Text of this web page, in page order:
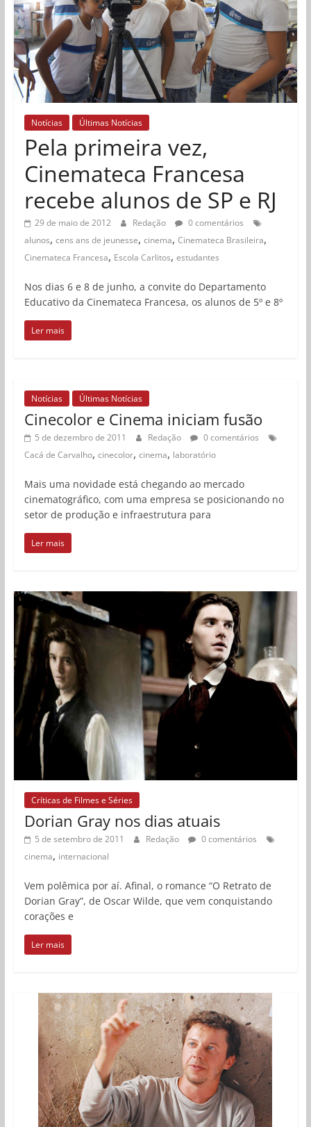
Notícias Últimas Notícias
Pela primeira vez,
Cinemateca Francesa
recebe alunos de SP e RJ
29 de maio de 2012 Redação
0 comentários
alunos, cens ans de jeunesse, cinema, Cinemateca Brasileira,
Cinemateca Francesa, Escola Carlitos, estudantes
Nos dias 6 e 8 de junho, a convite do Departamento
Educativo da Cinemateca Francesa, os alunos de 5º e 8º
Ler mais
Notícias Últimas Notícias
Cinecolor e Cinema iniciam fusão
5 de dezembro de 2011 Redação
0 comentários
Cacá de Carvalho, cinecolor, cinema, laboratório
Mais uma novidade está chegando ao mercado
cinematográfico, com uma empresa se posicionando no
setor de produção e infraestrutura para
Ler mais
Críticas de Filmes e Séries
Dorian Gray nos dias atuais
5 de setembro de 2011 Redação
0 comentários
cinema, internacional
Vem polêmica por aí. Afinal, o romance “O Retrato de
Dorian Gray”, de Oscar Wilde, que vem conquistando
corações e
Ler mais